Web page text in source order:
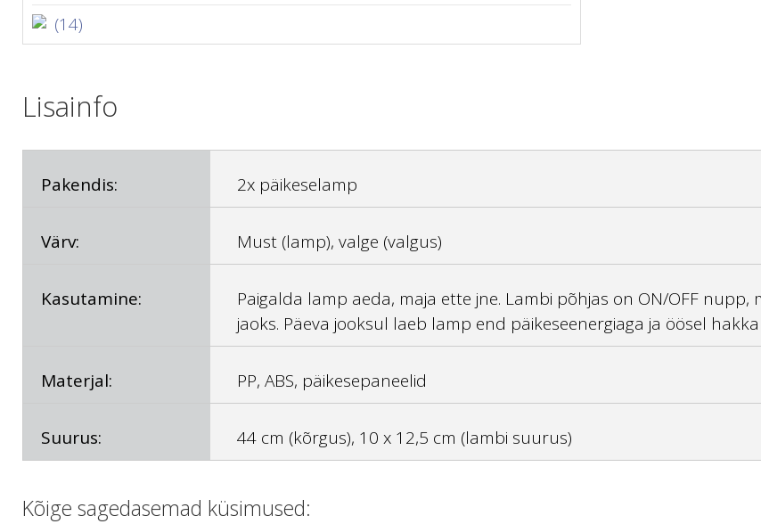
(14)
Lisainfo
Pakendis: 2x päikeselamp
Värv: Must (lamp), valge (valgus)
Kasutamine:
Paigalda lamp aeda, maja ette jne. Lambi põhjas on ON/OFF
jaoks. Päeva jooksul laeb lamp end päikeseenergiaga ja öösel
Materjal: PP, ABS, päikesepaneelid
Suurus: 44 cm (kõrgus), 10 x 12,5 cm (lambi suurus)
Kõige sagedasemad küsimused: